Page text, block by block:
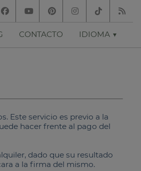
CONTACTO IDIOMA
Este servicio es previo a la
hacer frente al pago del
dado que su resultado
a la firma del mismo.